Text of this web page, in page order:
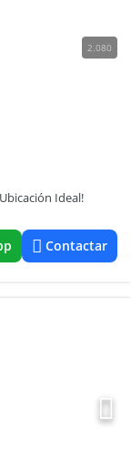
2.080
Ideal!
Contactar